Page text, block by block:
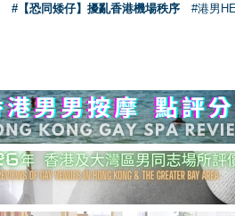
#【恐同矮仔】擾亂香港機場秩序 #港男